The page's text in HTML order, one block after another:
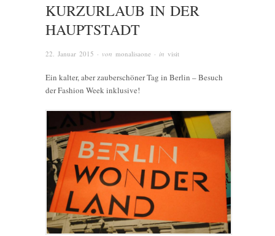
KURZURLAUB IN DER
HAUPTSTADT
22. Januar 2015 · von monalisaone · in visit
Ein kalter, aber zauberschöner Tag in Berlin – Besuch
der Fashion Week inklusive!